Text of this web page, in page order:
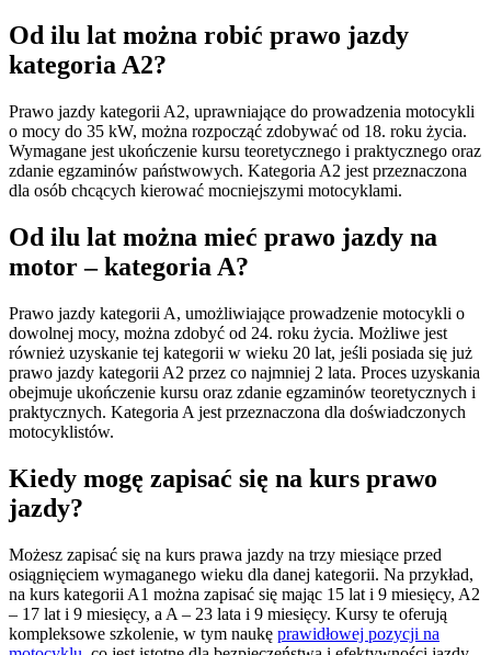
Od ilu lat można robić prawo jazdy
kategoria A2?
Prawo jazdy kategorii A2, uprawniające do prowadzenia motocykli
o mocy do 35 kW, można rozpocząć zdobywać od 18. roku życia.
Wymagane jest ukończenie kursu teoretycznego i praktycznego oraz
zdanie egzaminów państwowych. Kategoria A2 jest przeznaczona
dla osób chcących kierować mocniejszymi motocyklami.
Od ilu lat można mieć prawo jazdy na
motor – kategoria A?
Prawo jazdy kategorii A, umożliwiające prowadzenie motocykli o
dowolnej mocy, można zdobyć od 24. roku życia. Możliwe jest
również uzyskanie tej kategorii w wieku 20 lat, jeśli posiada się już
prawo jazdy kategorii A2 przez co najmniej 2 lata. Proces uzyskania
obejmuje ukończenie kursu oraz zdanie egzaminów teoretycznych i
praktycznych. Kategoria A jest przeznaczona dla doświadczonych
motocyklistów.
Kiedy mogę zapisać się na kurs prawo
jazdy?
Możesz zapisać się na kurs prawa jazdy na trzy miesiące przed
osiągnięciem wymaganego wieku dla danej kategorii. Na przykład,
na kurs kategorii A1 można zapisać się mając 15 lat i 9 miesięcy, A2
– 17 lat i 9 miesięcy, a A – 23 lata i 9 miesięcy. Kursy te oferują
kompleksowe szkolenie, w tym naukę prawidłowej pozycji na